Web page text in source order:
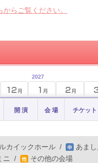
らご覧ください。
2027
開 演 会 場 チケット
カイックホール /
あま
ニ /
その他の会場